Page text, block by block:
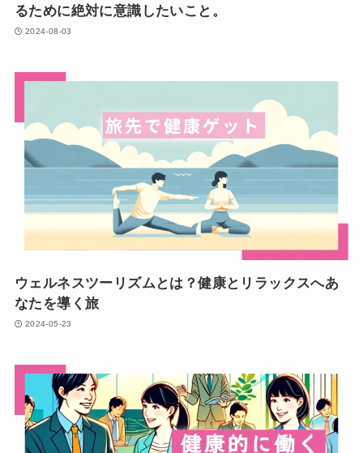
るために絶対に意識したいこと。
2024-08-03
ウェルネスツーリズムとは？健康とリラックスへあ
なたを導く旅
2024-05-23